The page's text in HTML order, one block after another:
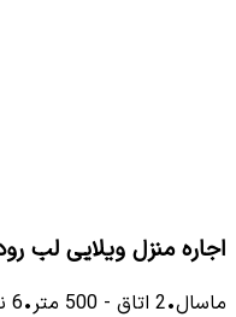
اجاره منزل ویلایی لب
ماسال•
2 اتاق -
500 متر•
6